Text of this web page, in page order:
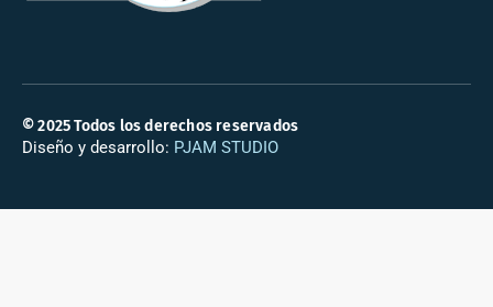
© 2025 Todos los derechos reservados
Diseño y desarrollo: PJAM STUDIO